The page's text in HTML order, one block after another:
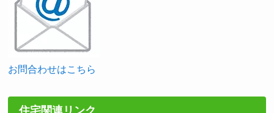
お問合わせはこちら
住宅関連リンク